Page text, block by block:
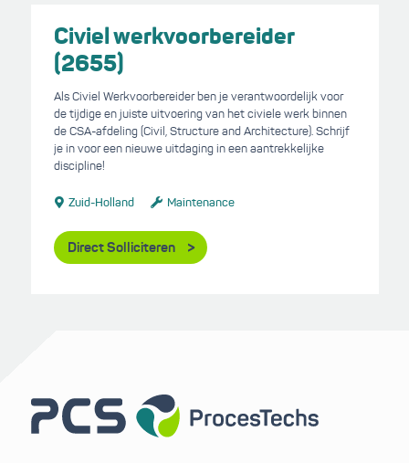
Civiel werkvoorbereider
(2655)
Als Civiel Werkvoorbereider ben je verantwoordelijk voor
de tijdige en juiste uitvoering van het civiele werk binnen
de CSA-afdeling (Civil, Structure and Architecture). Schrijf
je in voor een nieuwe uitdaging in een aantrekkelijke
discipline!
Zuid-Holland Maintenance
Direct Solliciteren